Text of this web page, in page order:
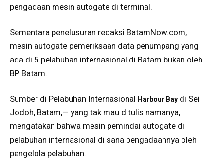
pengadaan mesin autogate di terminal.
Sementara penelusuran redaksi BatamNow.com,
mesin autogate pemeriksaan data penumpang yang
ada di 5 pelabuhan internasional di Batam bukan oleh
BP Batam.
Sumber di Pelabuhan Internasional Harbour Bay di Sei
Jodoh, Batam,— yang tak mau ditulis namanya,
mengatakan bahwa mesin pemindai autogate di
pelabuhan internasional di sana pengadaannya oleh
pengelola pelabuhan.